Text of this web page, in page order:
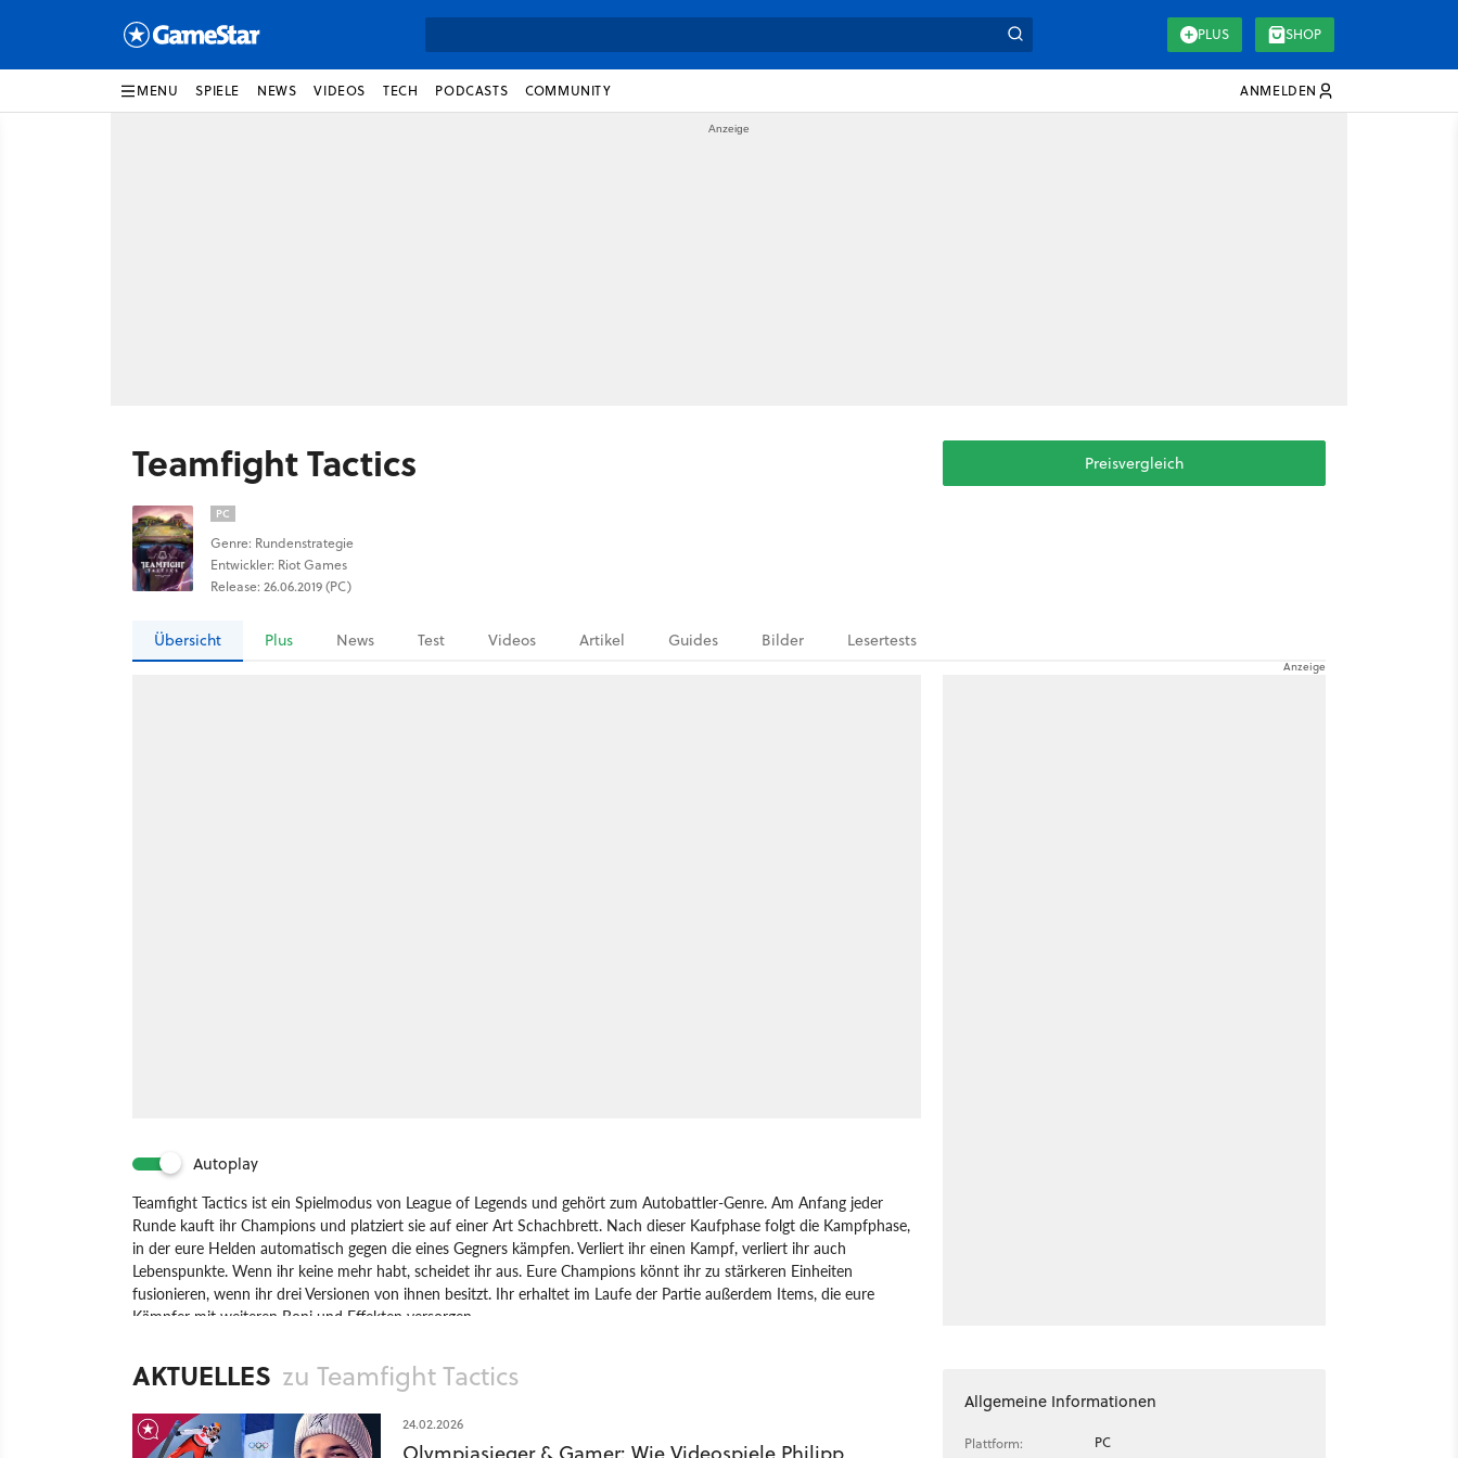
PLUS SHOP
MENU SPIELE NEWS VIDEOS TECH PODCASTS COMMUNITY ANMELDEN
Teamfight Tactics
PC
Genre: Rundenstrategie
Entwickler: Riot Games
Release: 26.06.2019 (PC)
Preisvergleich
Übersicht Plus News Test Videos Artikel Guides Bilder Lesertests
Autoplay
Teamfight Tactics ist ein Spielmodus von League of Legends und gehört zum Autobattler-Genre. Am Anfang jeder
Runde kauft ihr Champions und platziert sie auf einer Art Schachbrett. Nach dieser Kaufphase folgt die Kampfphase,
in der eure Helden automatisch gegen die eines Gegners kämpfen. Verliert ihr einen Kampf, verliert ihr auch
Lebenspunkte. Wenn ihr keine mehr habt, scheidet ihr aus. Eure Champions könnt ihr zu stärkeren Einheiten
fusionieren, wenn ihr drei Versionen von ihnen besitzt. Ihr erhaltet im Laufe der Partie außerdem Items, die eure
Kämpfer mit weiteren Boni und Effekten versorgen.
AKTUELLES zu Teamfight Tactics
24.02.2026
Allgemeine Informationen
Plattform:
PC